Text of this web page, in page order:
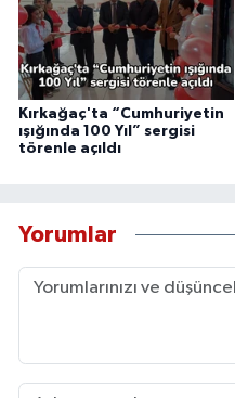
Kırkağaç'ta “Cumhuriyetin
ışığında 100 Yıl” sergisi
törenle açıldı
Yorumlar